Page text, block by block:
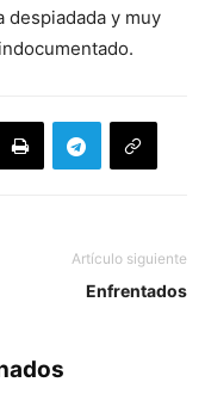
despiadada y muy
Artículo siguiente
Enfrentados